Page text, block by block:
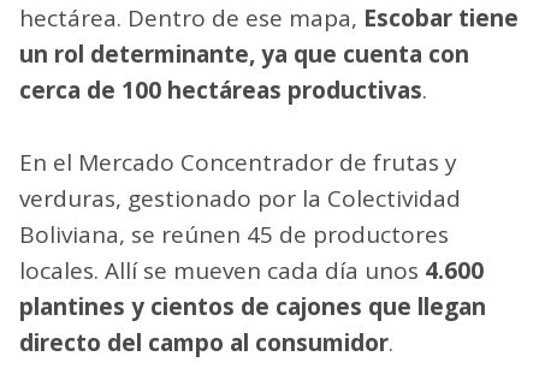
hectárea. Dentro de ese mapa, Escobar tiene
un rol determinante, ya que cuenta con
cerca de 100 hectáreas productivas.
En el Mercado Concentrador de frutas y
verduras, gestionado por la Colectividad
Boliviana, se reúnen 45 de productores
locales. Allí se mueven cada día unos 4.600
plantines y cientos de cajones que llegan
directo del campo al consumidor.